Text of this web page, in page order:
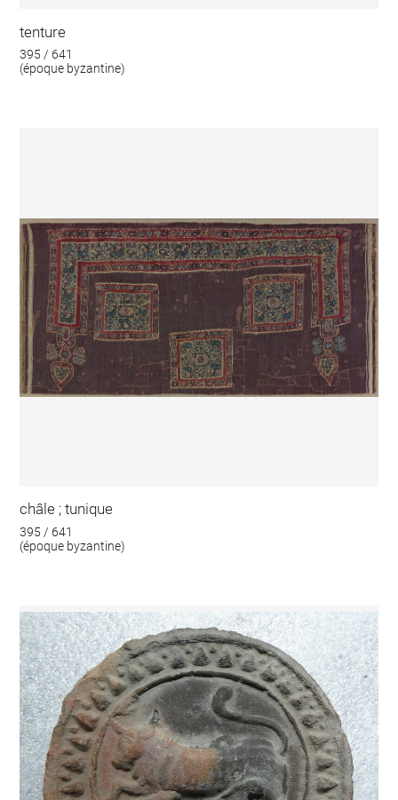
tenture
395 / 641
(époque byzantine)
châle ; tunique
395 / 641
(époque byzantine)